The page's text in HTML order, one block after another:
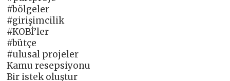
#bölgeler
#girişimcilik
#KOBİ’ler
#bütçe
#ulusal projeler
Kamu resepsiyonu
Bir istek oluştur